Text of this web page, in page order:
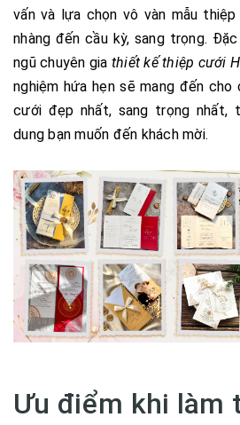
vấn và lựa chọn vô vàn mẫu
nhàng đến cầu kỳ, sang trọng.
ngũ chuyên gia thiết kế thiệp cưới
nghiệm hứa hẹn sẽ mang đến
cưới đẹp nhất, sang trọng nhất,
dung bạn muốn đến khách mời.
Ưu điểm khi làm